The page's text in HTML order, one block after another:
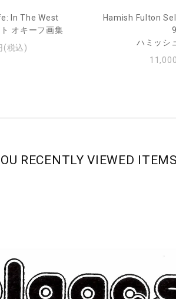
In The West
オキーフ画集
(税込)
Hamish Fulton
ハミッシ
RECENTLY VIEWED ITEMS